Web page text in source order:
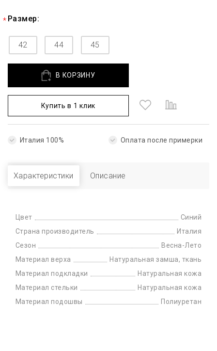
Размер:
42 44 45
В КОРЗИНУ
Купить в 1 клик
Италия 100% Оплата после примерки
Характеристики Описание
Цвет
Синий
Страна производитель
Италия
Сезон
Весна-Лето
Материал верха
Натуральная замша, ткань
Материал подкладки
Натуральная кожа
Материал стельки
Натуральная кожа
Материал подошвы
Полиуретан